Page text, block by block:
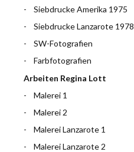
Siebdrucke Amerika 1975
Siebdrucke Lanzarote 1978
SW-Fotografien
Farbfotografien
Arbeiten Regina Lott
Malerei 1
Malerei 2
Malerei Lanzarote 1
Malerei Lanzarote 2